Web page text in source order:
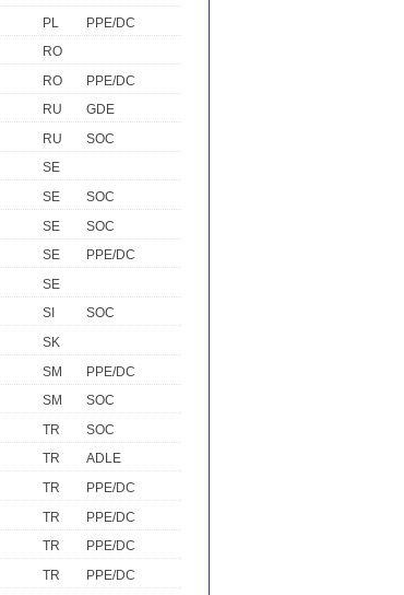
PL
PPE/DC
RO
RO
PPE/DC
RU
GDE
RU
SOC
SE
SE
SOC
SE
SOC
SE
PPE/DC
SE
SI
SOC
SK
SM
PPE/DC
SM
SOC
TR
SOC
TR
ADLE
TR
PPE/DC
TR
PPE/DC
TR
PPE/DC
TR PPE/DC